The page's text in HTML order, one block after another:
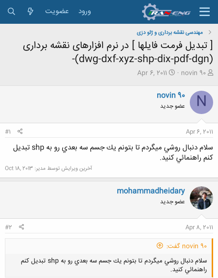
ورود عضویت
مهندسی نقشه برداری و ژئو دزی
[ تبدیل فرمت فایلها ] در نرم افزارهای نقشه برداری
(dwg-dxf-xyz-shp-dix-pdf-dgn)-
ش
و
ع
ک
ن
ن
د
ه
م
و
و
ع
novin 90
ت
ی
خ
ر
Apr 6, 2011
N
novin 90
عضو جدید
Apr 6, 2011
#1
سلام دنبال روشي ميگردم تا بتونم يك جسم سه بعدي رو به shp تبديل
كنم راهنمائي كنيد.
آخرین ویرایش توسط مدیر: Oct 18, 2013
mohammadheidary
عضو جدید
Apr 8, 2011
#2
novin 90 گفت:
سلام دنبال روشي ميگردم تا بتونم يك جسم سه بعدي رو به shp تبديل كنم
راهنمائي كنيد.